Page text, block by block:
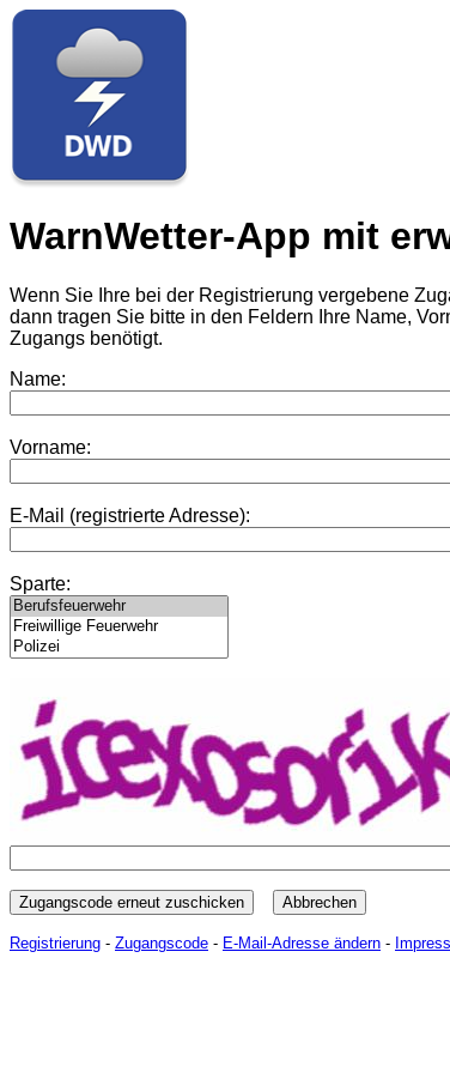
WarnWetter-App mit
Wenn Sie Ihre bei der Registrierung vergebene
dann tragen Sie bitte in den Feldern Ihre Name,
Zugangs benötigt.
Name:
Vorname:
E-Mail (registrierte Adresse):
Sparte:
Zugangscode erneut zuschicken Abbrechen
Registrierung - Zugangscode - E-Mail-Adresse ändern -